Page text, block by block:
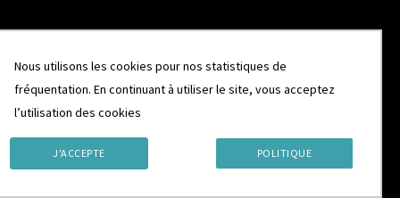
Campus de Beaulieu
263 Avenue Général Leclerc
CS 74205
35042 - RENNES cedex
Nous utilisons les cookies pour nos statistiques de
fréquentation. En continuant à utiliser le site, vous acceptez
l’utilisation des cookies
J'ACCEPTE POLITIQUE